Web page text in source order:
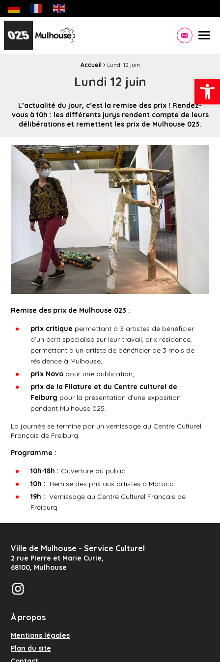
Ouvrir
Site officiel de la Ville de Mulhouse Infos pratiques,
Accueil › Lundi 12 juin
Lundi 12 juin
L’actualité du jour, c’est la remise des prix ! Rendez-
vous à 10h : les différents jurys rendent compte de leurs
délibérations et remettent les prix de Mulhouse 023.
Remise des prix de Mulhouse 023 :
prix critique permettant à 3 artistes de bénéficier
d’un écrit spécialisé sur leur travail, prix résidence,
permettant à un artiste de bénéficier de 3 mois de
résidence à Mulhouse,
prix Novo pour une publication,
prix de la Filature et du Centre culturel de
Feiburg pour la présentation d’une exposition
pendant Mulhouse 025.
La journée se termine par un vernissage au Centre Culturel
Français de Freiburg.
Programme :
10h-18h : Ouverture au public
10h : Remise des prix aux artistes à Motoco
19h : Vernissage au Centre Culturel Français de
Freiburg
Ville de Mulhouse - Service Culturel
2 rue Pierre et Marie Curie,
68100, Mulhouse
Instagram
À propos
Mentions légales
Plan du site